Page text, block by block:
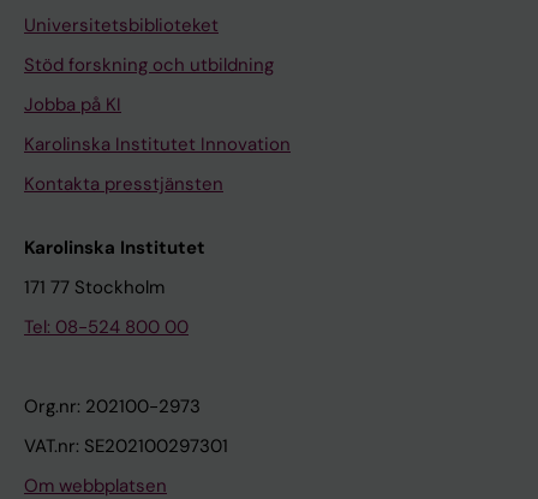
Universitetsbiblioteket
Stöd forskning och utbildning
Jobba på KI
Karolinska Institutet Innovation
Kontakta presstjänsten
Karolinska Institutet
171 77 Stockholm
Tel: 08-524 800 00
Org.nr: 202100-2973
VAT.nr: SE202100297301
Om webbplatsen